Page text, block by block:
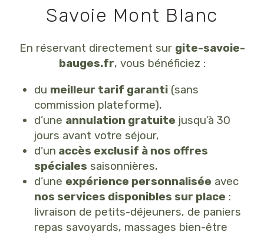
Savoie Mont Blanc
En réservant directement sur gite-savoie-
bauges.fr, vous bénéficiez :
du meilleur tarif garanti (sans
commission plateforme),
d’une annulation gratuite jusqu’à 30
jours avant votre séjour,
d’un accès exclusif à nos offres
spéciales saisonnières,
d’une expérience personnalisée avec
nos services disponibles sur place :
livraison de petits-déjeuners, de paniers
repas savoyards, massages bien-être